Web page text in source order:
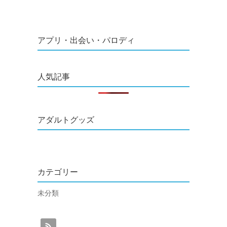
アプリ・出会い・パロディ
人気記事
アダルトグッズ
カテゴリー
未分類